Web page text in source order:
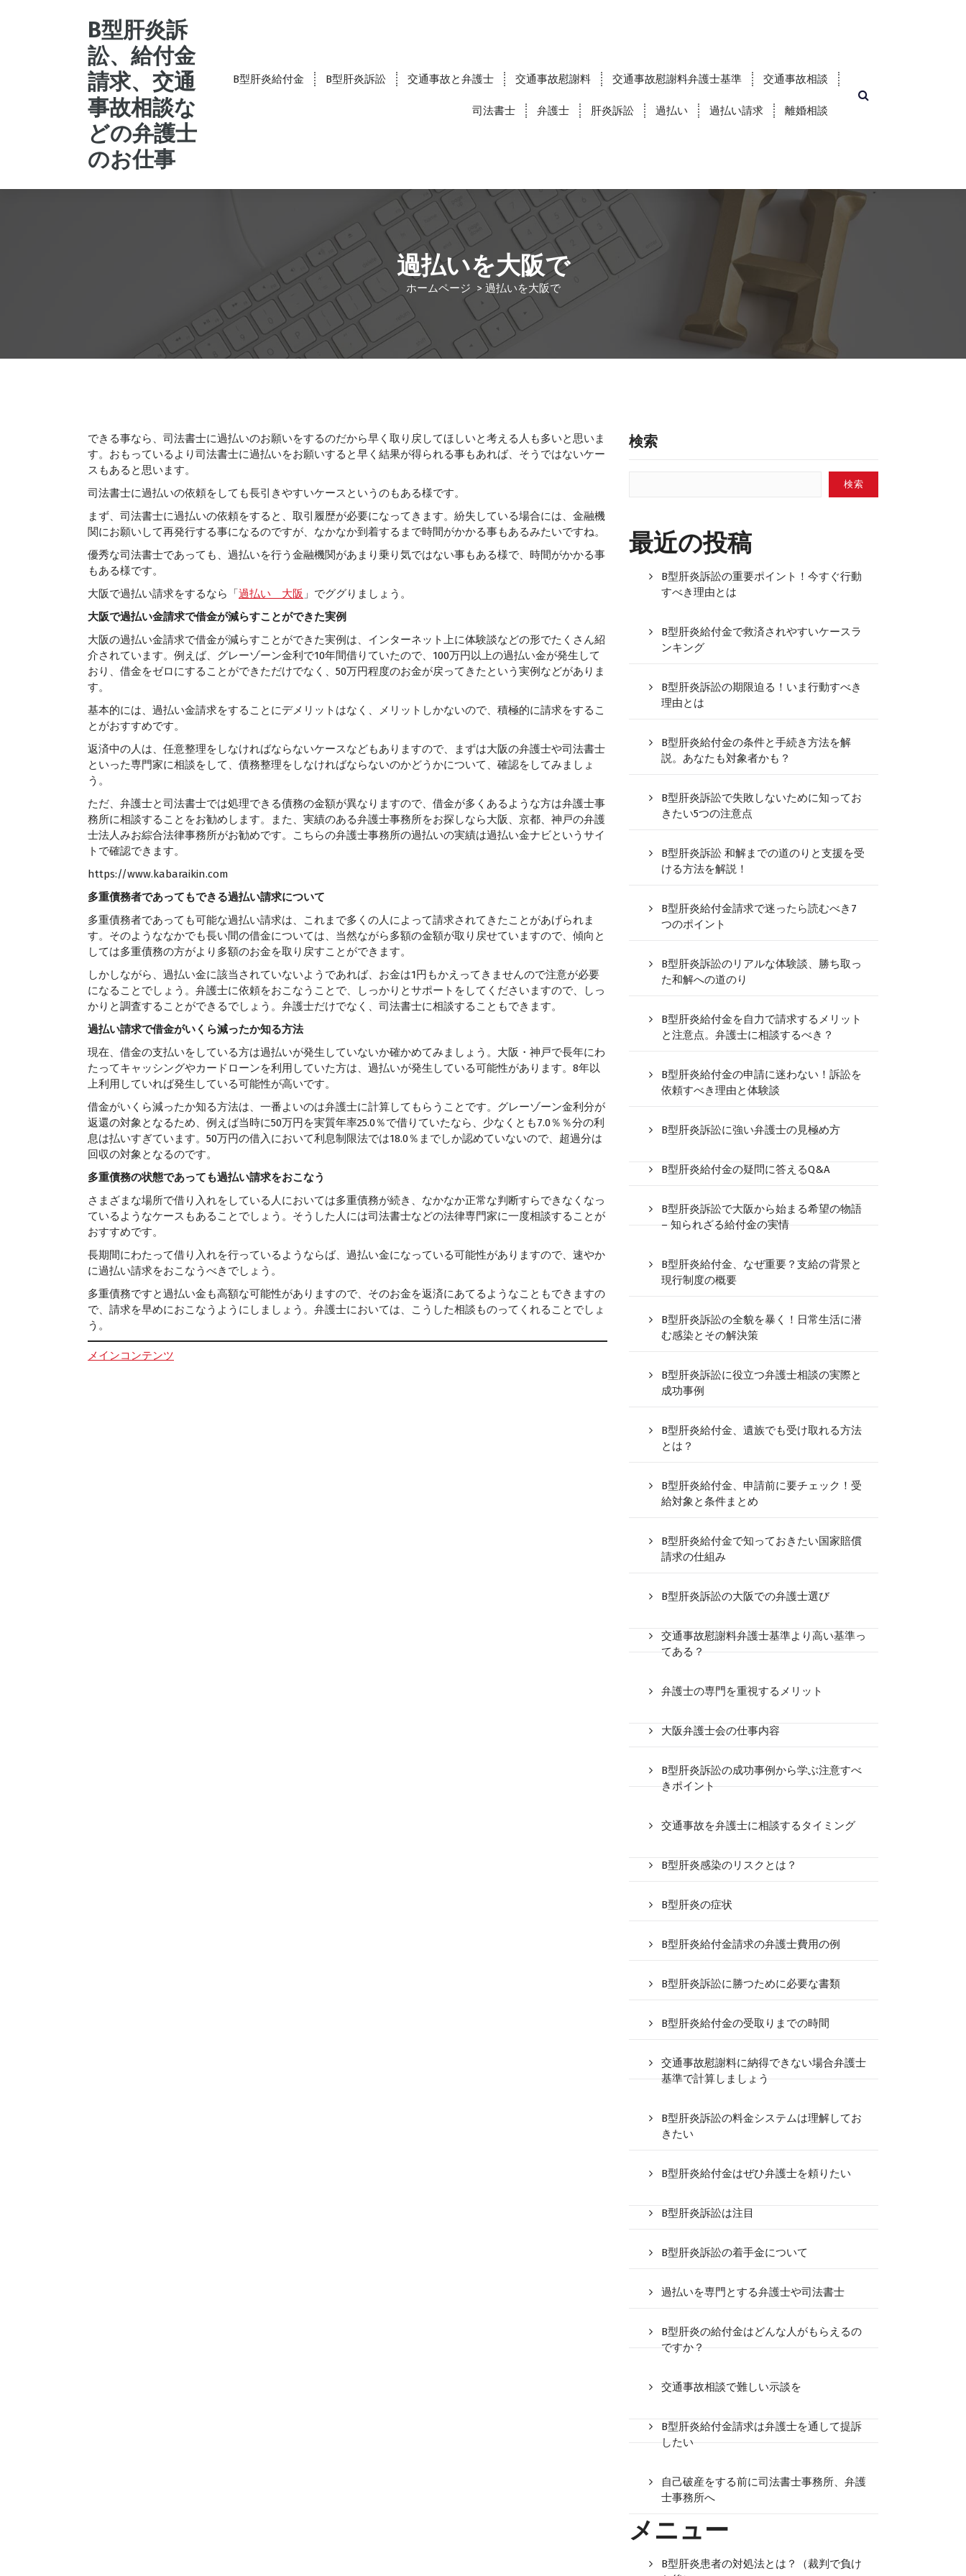
B型肝炎訴
訟、給付金
請求、交通
事故相談な
どの弁護士
のお仕事
B型肝炎給付金 B型肝炎訴訟 交通事故と弁護士 交通事故慰謝料 交通事故慰謝料弁護士基準 交通事故相談
司法書士 弁護士 肝炎訴訟 過払い 過払い請求 離婚相談
過払いを大阪で
ホームページ >過払いを大阪で
できる事なら、司法書士に過払いのお願いをするのだから早く取り戻してほしいと考える人も多いと思いま
す。おもっているより司法書士に過払いをお願いすると早く結果が得られる事もあれば、そうではないケー
スもあると思います。
司法書士に過払いの依頼をしても長引きやすいケースというのもある様です。
まず、司法書士に過払いの依頼をすると、取引履歴が必要になってきます。紛失している場合には、金融機
関にお願いして再発行する事になるのですが、なかなか到着するまで時間がかかる事もあるみたいですね。
優秀な司法書士であっても、過払いを行う金融機関があまり乗り気ではない事もある様で、時間がかかる事
もある様です。
大阪で過払い請求をするなら「過払い 大阪 」でググりましょう。
大阪で過払い金請求で借金が減らすことができた実例
大阪の過払い金請求で借金が減らすことができた実例は、インターネット上に体験談などの形でたくさん紹
介されています。例えば、グレーゾーン金利で10年間借りていたので、100万円以上の過払い金が発生して
おり、借金をゼロにすることができただけでなく、50万円程度のお金が戻ってきたという実例などがありま
す。
基本的には、過払い金請求をすることにデメリットはなく、メリットしかないので、積極的に請求をするこ
とがおすすめです。
返済中の人は、任意整理をしなければならないケースなどもありますので、まずは大阪の弁護士や司法書士
といった専門家に相談をして、債務整理をしなければならないのかどうかについて、確認をしてみましょ
う。
ただ、弁護士と司法書士では処理できる債務の金額が異なりますので、借金が多くあるような方は弁護士事
務所に相談することをお勧めします。また、実績のある弁護士事務所をお探しなら大阪、京都、神戸の弁護
士法人みお綜合法律事務所がお勧めです。こちらの弁護士事務所の過払いの実績は過払い金ナビというサイ
トで確認できます。
https://www.kabaraikin.com
多重債務者であってもできる過払い請求について
多重債務者であっても可能な過払い請求は、これまで多くの人によって請求されてきたことがあげられま
す。そのようななかでも長い間の借金については、当然ながら多額の金額が取り戻せていますので、傾向と
しては多重債務の方がより多額のお金を取り戻すことができます。
しかしながら、過払い金に該当されていないようであれば、お金は1円もかえってきませんので注意が必要
になることでしょう。弁護士に依頼をおこなうことで、しっかりとサポートをしてくださいますので、しっ
かりと調査することができるでしょう。弁護士だけでなく、司法書士に相談することもできます。
過払い請求で借金がいくら減ったか知る方法
現在、借金の支払いをしている方は過払いが発生していないか確かめてみましょう。大阪・神戸で長年にわ
たってキャッシングやカードローンを利用していた方は、過払いが発生している可能性があります。8年以
上利用していれば発生している可能性が高いです。
借金がいくら減ったか知る方法は、一番よいのは弁護士に計算してもらうことです。グレーゾーン金利分が
返還の対象となるため、例えば当時に50万円を実質年率25.0％で借りていたなら、少なくとも7.0％％分の利
息は払いすぎています。50万円の借入において利息制限法では18.0％までしか認めていないので、超過分は
回収の対象となるのです。
多重債務の状態であっても過払い請求をおこなう
さまざまな場所で借り入れをしている人においては多重債務が続き、なかなか正常な判断すらできなくなっ
ているようなケースもあることでしょう。そうした人には司法書士などの法律専門家に一度相談することが
おすすめです。
長期間にわたって借り入れを行っているようならば、過払い金になっている可能性がありますので、速やか
に過払い請求をおこなうべきでしょう。
多重債務ですと過払い金も高額な可能性がありますので、そのお金を返済にあてるようなこともできますの
で、請求を早めにおこなうようにしましょう。弁護士においては、こうした相談ものってくれることでしょ
う。
メインコンテンツ
検索
検索
最近の投稿
B型肝炎訴訟の重要ポイント！今すぐ行動
すべき理由とは
B型肝炎給付金で救済されやすいケースラ
ンキング
B型肝炎訴訟の期限迫る！いま行動すべき
理由とは
B型肝炎給付金の条件と手続き方法を解
説。あなたも対象者かも？
B型肝炎訴訟で失敗しないために知ってお
きたい5つの注意点
B型肝炎訴訟 和解までの道のりと支援を受
ける方法を解説！
B型肝炎給付金請求で迷ったら読むべき7
つのポイント
B型肝炎訴訟のリアルな体験談、勝ち取っ
た和解への道のり
B型肝炎給付金を自力で請求するメリット
と注意点。弁護士に相談するべき？
B型肝炎給付金の申請に迷わない！訴訟を
依頼すべき理由と体験談
B型肝炎訴訟に強い弁護士の見極め方
B型肝炎給付金の疑問に答えるQ&A
B型肝炎訴訟で大阪から始まる希望の物語
– 知られざる給付金の実情
B型肝炎給付金、なぜ重要？支給の背景と
現行制度の概要
B型肝炎訴訟の全貌を暴く！日常生活に潜
む感染とその解決策
B型肝炎訴訟に役立つ弁護士相談の実際と
成功事例
B型肝炎給付金、遺族でも受け取れる方法
とは？
B型肝炎給付金、申請前に要チェック！受
給対象と条件まとめ
B型肝炎給付金で知っておきたい国家賠償
請求の仕組み
B型肝炎訴訟の大阪での弁護士選び
交通事故慰謝料弁護士基準より高い基準っ
てある？
弁護士の専門を重視するメリット
大阪弁護士会の仕事内容
B型肝炎訴訟の成功事例から学ぶ注意すべ
きポイント
交通事故を弁護士に相談するタイミング
B型肝炎感染のリスクとは？
B型肝炎の症状
B型肝炎給付金請求の弁護士費用の例
B型肝炎訴訟に勝つために必要な書類
B型肝炎給付金の受取りまでの時間
交通事故慰謝料に納得できない場合弁護士
基準で計算しましょう
B型肝炎訴訟の料金システムは理解してお
きたい
B型肝炎給付金はぜひ弁護士を頼りたい
B型肝炎訴訟は注目
B型肝炎訴訟の着手金について
過払いを専門とする弁護士や司法書士
B型肝炎の給付金はどんな人がもらえるの
ですか？
交通事故相談で難しい示談を
B型肝炎給付金請求は弁護士を通して提訴
したい
自己破産をする前に司法書士事務所、弁護
士事務所へ
メニュー
B型肝炎患者の対処法とは？（裁判で負け